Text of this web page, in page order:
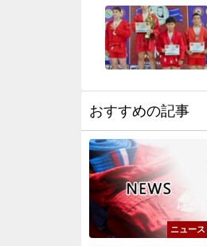
おすすめの記事
ニュース